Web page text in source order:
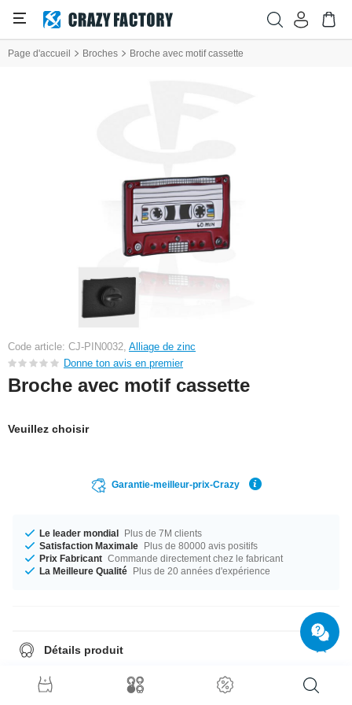
Page d'accueil Broches Broche avec motif cassette
Code article: CJ-PIN0032, Alliage de zinc
Donne ton avis en premier
Broche avec motif cassette
Veuillez choisir
Garantie-meilleur-prix-Crazy
Le leader mondial Plus de 7M clients
Satisfaction Maximale Plus de 80000 avis positifs
Prix Fabricant Commande directement chez le fabricant
La Meilleure Qualité Plus de 20 années d'expérience
Détails produit
la chose qui te manque dans ta vie !